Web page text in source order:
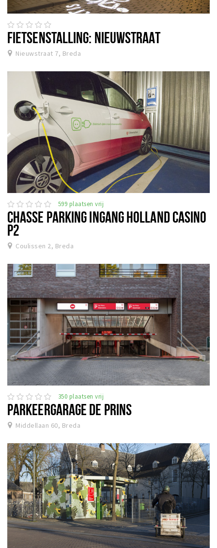
FIETSENSTALLING: NIEUWSTRAAT
Nieuwstraat 7, Breda
599 plaatsen vrij
CHASSE PARKING INGANG HOLLAND CASINO
P2
Coulissen 2, Breda
350 plaatsen vrij
PARKEERGARAGE DE PRINS
Middellaan 60, Breda